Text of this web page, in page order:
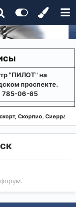
"ПИЛОТ" на
проспекте.
785-06-65
Скорпио, Сиерра